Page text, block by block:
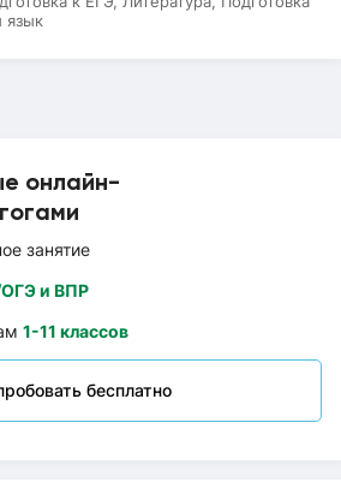
онлайн-
занятие
и ВПР
1-11 классов
бесплатно
язык